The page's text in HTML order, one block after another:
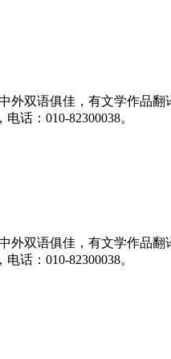
外双语俱佳，有文学作品
话：010-82300038。
外双语俱佳，有文学作品
话：010-82300038。